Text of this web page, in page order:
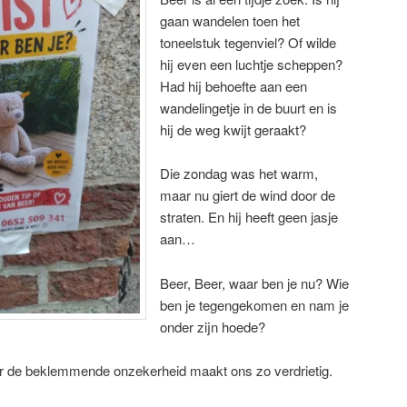
gaan wandelen toen het
toneelstuk tegenviel? Of wilde
hij even een luchtje scheppen?
Had hij behoefte aan een
wandelingetje in de buurt en is
hij de weg kwijt geraakt?
Die zondag was het warm,
maar nu giert de wind door de
straten. En hij heeft geen jasje
aan…
Beer, Beer, waar ben je nu? Wie
ben je tegengekomen en nam je
onder zijn hoede?
beklemmende onzekerheid maakt ons zo verdrietig.